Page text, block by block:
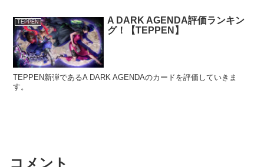
TEPPEN
A DARK AGENDA評価ランキン
グ！【TEPPEN】
TEPPEN新弾であるA DARK AGENDAのカードを評価していきま
す。
コメント